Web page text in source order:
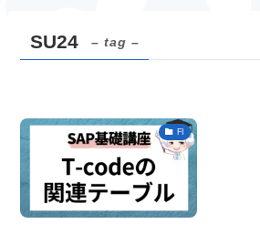
SU24 – tag –
FI